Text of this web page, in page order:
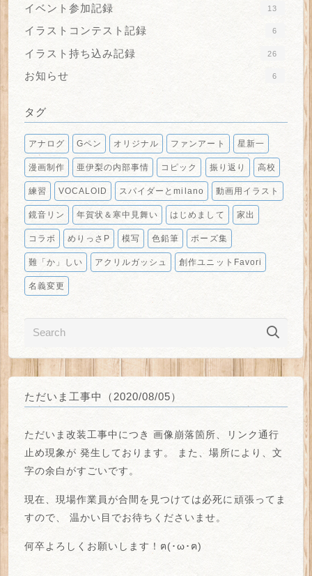
イベント参加記録 13
イラストコンテスト記録 6
イラスト持ち込み記録 26
お知らせ 6
タグ
アナログ Gペン オリジナル ファンアート 星新一
漫画制作 亜伊梨の内部事情 コピック 振り返り 高校
練習 VOCALOID スパイダーとmilano 動画用イラスト
鏡音リン 年賀状＆寒中見舞い はじめまして 家出
コラボ めりっさP 模写 色鉛筆 ポーズ集
難「か」しい アクリルガッシュ 創作ユニットFavori
名義変更
ただいま工事中（2020/08/05）
ただいま改装工事中につき 画像崩落箇所、リンク通行
止め現象が 発生しております。 また、場所により、 文
字の余白がすごいです。
現在、現場作業員が合間を見つけては必死に頑張ってま
すので、
温かい目でお待ちくださいませ。
何卒よろしくお願いします！ฅ(･ω･ฅ)